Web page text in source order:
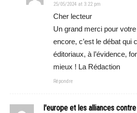
25/05/2024 at 3:22 pm
Cher lecteur
Un grand merci pour
encore, c’est le débat qui
éditoriaux, à l’évidence,
mieux ! La Rédaction
Répondre
l'europe et les alliances